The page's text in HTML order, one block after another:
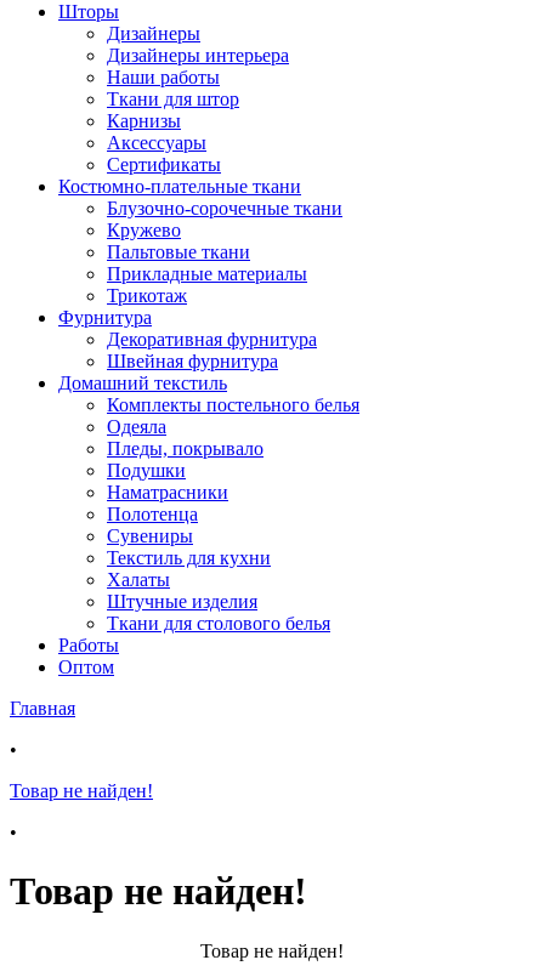
Шторы
Дизайнеры
Дизайнеры интерьера
Наши работы
Ткани для штор
Карнизы
Аксессуары
Сертификаты
Костюмно-плательные ткани
Блузочно-сорочечные ткани
Кружево
Пальтовые ткани
Прикладные материалы
Трикотаж
Фурнитура
Декоративная фурнитура
Швейная фурнитура
Домашний текстиль
Комплекты постельного белья
Одеяла
Пледы, покрывало
Подушки
Наматрасники
Полотенца
Сувениры
Текстиль для кухни
Халаты
Штучные изделия
Ткани для столового белья
Работы
Оптом
Главная
•
Товар не найден!
•
Товар не найден!
Товар не найден!